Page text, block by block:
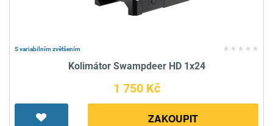
S variabilním zvětšením
Kolimátor Swampdeer HD 1x24
1 750 Kč
ZAKOUPIT